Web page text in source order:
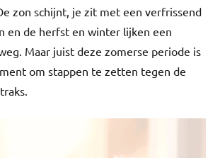
zon schijnt, je zit met een verfrissend
en de herfst en winter lijken een
Maar juist deze zomerse periode is
om stappen te zetten tegen de